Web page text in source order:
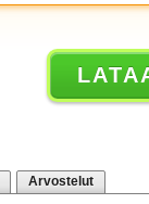
Arvostelut